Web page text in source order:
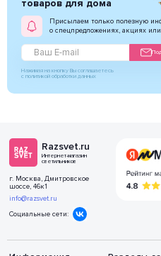
товаров для дома
Присылаем только полезную
о спецпредложениях, акциях
Нажимая на кнопку Вы соглашаетесь
с политикой обработки данных
Razsvet.ru
Интернет-магазин
светильников
г. Москва, Дмитровское
шоссе, 46к1
info@razsvet.ru
Социальные сети: